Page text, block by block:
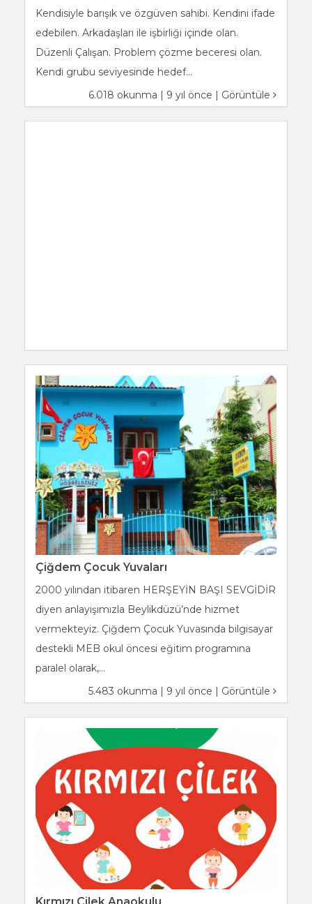
Kendisiyle barışık ve özgüven sahibi. Kendini ifade
edebilen. Arkadaşları ile işbirliği içinde olan.
Düzenli Çalışan. Problem çözme beceresi olan.
Kendi grubu seviyesinde hedef...
6.018 okunma | 9 yıl önce | Görüntüle
Çiğdem Çocuk Yuvaları
2000 yılından itibaren HERŞEYİN BAŞI SEVGİDİR
diyen anlayışımızla Beylikdüzü’nde hizmet
vermekteyiz. Çiğdem Çocuk Yuvasında bilgisayar
destekli MEB okul öncesi eğitim programına
paralel olarak,...
5.483 okunma | 9 yıl önce | Görüntüle